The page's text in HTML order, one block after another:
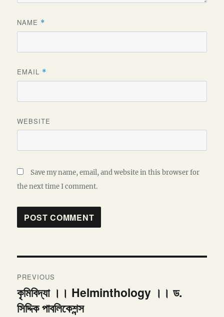
NAME *
EMAIL *
WEBSITE
Save my name, email, and website in this browser for
the next time I comment.
navigation
PREVIOUS
Previous
post:
কৃমিবিদ্যা ।। Helminthology ।। ড.
সিদ্দিক পাবলিকেশন্স